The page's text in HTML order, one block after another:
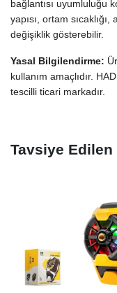
bağlantısı uyumluluğu
yapısı, ortam
değişiklik gösterebilir.
Yasal Bilgilendirme:
kullanım amaçlıdır.
tescilli ticari markadır.
Tavsiye